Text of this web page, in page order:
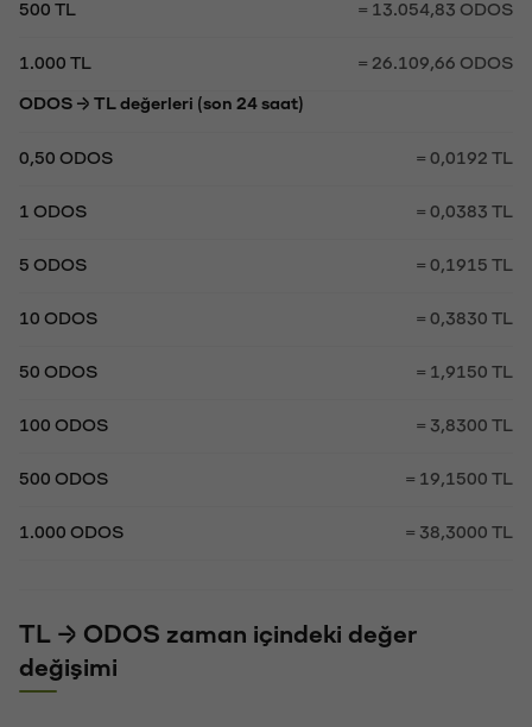
500 TL = 13.054,83 ODOS
1.000 TL = 26.109,66 ODOS
ODOS → TL değerleri (son 24 saat)
0,50 ODOS = 0,0192 TL
1 ODOS = 0,0383 TL
5 ODOS = 0,1915 TL
10 ODOS = 0,3830 TL
50 ODOS = 1,9150 TL
100 ODOS = 3,8300 TL
500 ODOS = 19,1500 TL
1.000 ODOS = 38,3000 TL
TL → ODOS zaman içindeki değer
değişimi